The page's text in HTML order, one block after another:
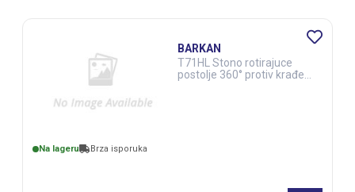
Na lageru Brza isporuka
BARKAN
T71HL Stono rotirajuce
postolje 360° protiv krađe